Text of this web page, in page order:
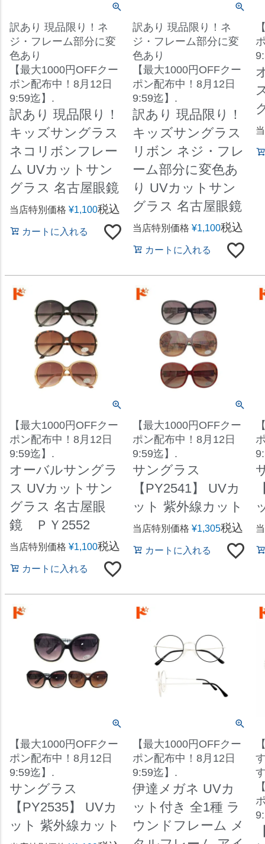
訳あり 現品限り！ネ
ジ・フレーム部分に変
色あり
【最大1000円OFFクー
ポン配布中！8月12日
9:59迄】.
訳あり 現品限り！
キッズサングラス
ネコリボンフレー
ム UVカットサン
グラス 名古屋眼鏡
当店特別価格 ¥1,100税込
カートに入れる
訳あり 現品限り！ネ
ジ・フレーム部分に変
色あり
【最大1000円OFFクー
ポン配布中！8月12日
9:59迄】.
訳あり 現品限り！
キッズサングラス
リボン ネジ・フレ
ーム部分に変色あ
り UVカットサン
グラス 名古屋眼鏡
当店特別価格 ¥1,100税込
カートに入れる
【最大1000円OFFクー
ポン配布中！8月12日
9:59迄】.
オーバルサングラ
ス UVカットサン
グラス 名古屋眼
鏡 ＰＹ2552
当店特別価格 ¥1,100税込
カートに入れる
【最大1000円OFFクー
ポン配布中！8月12日
9:59迄】.
サングラス
【PY2541】 UVカ
ット 紫外線カット
当店特別価格 ¥1,305税込
カートに入れる
【最大1000円OFFクー
ポン配布中！8月12日
9:59迄】.
サングラス
【PY2535】 UVカ
ット 紫外線カット
【最大1000円OFFクー
ポン配布中！8月12日
9:59迄】.
伊達メガネ UVカ
ット付き 全1種 ラ
ウンドフレーム メ